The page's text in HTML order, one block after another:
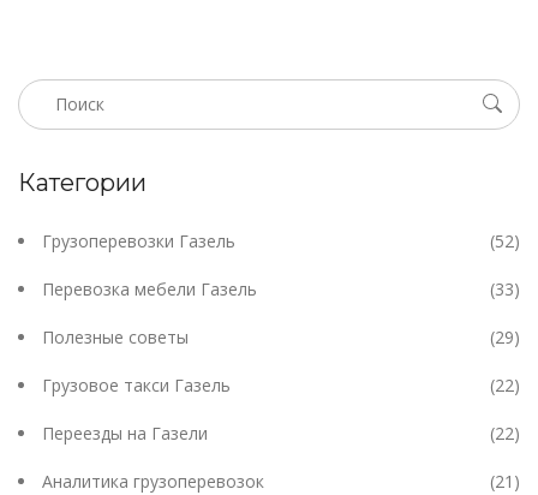
Категории
Грузоперевозки Газель (52)
Перевозка мебели Газель (33)
Полезные советы (29)
Грузовое такси Газель (22)
Переезды на Газели (22)
Аналитика грузоперевозок (21)